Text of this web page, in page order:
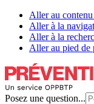
Aller au
Aller à la
Aller à la
Aller au pied de
Posez une question...